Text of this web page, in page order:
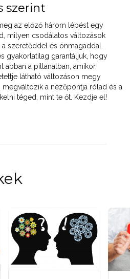
szerint
az előző három lépést egy
milyen csodálatos változások
szeretőddel és önmagaddal.
gyakorlatilag garantáljuk, hogy
abban a pillanatban, amikor
látható változáson megy
a nézőpontja rólad és a
téged, mint te őt. Kezdje el!